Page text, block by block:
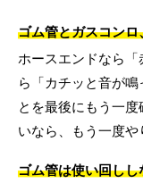
ゴム管とガスコン
ホースエンドなら
ら「カチッと音が
とを最後にもう一
いなら、もう一度や
ゴム管は使い回しし